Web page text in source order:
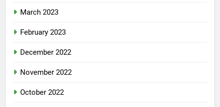
March 2023
February 2023
December 2022
November 2022
October 2022